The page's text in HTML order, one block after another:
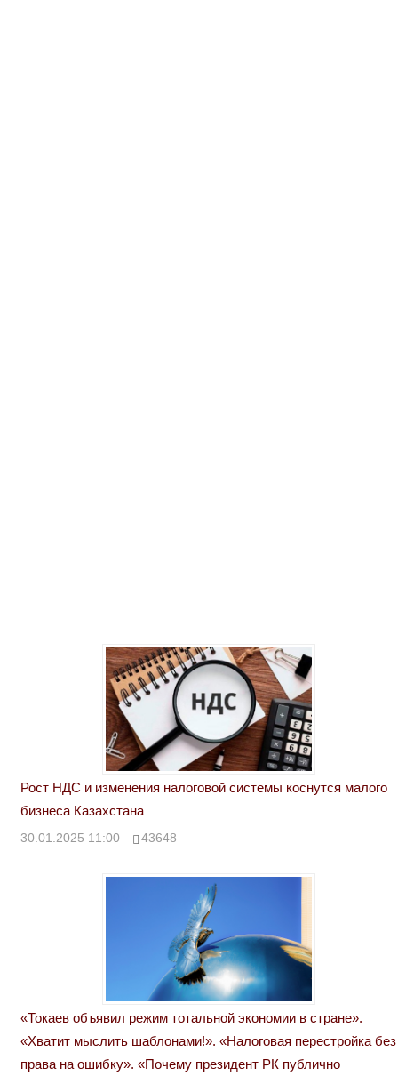
Рост НДС и изменения налоговой системы коснутся малого
бизнеса Казахстана
30.01.2025 11:00 43648
«Токаев объявил режим тотальной экономии в стране».
«Хватит мыслить шаблонами!». «Налоговая перестройка без
права на ошибку». «Почему президент РК публично